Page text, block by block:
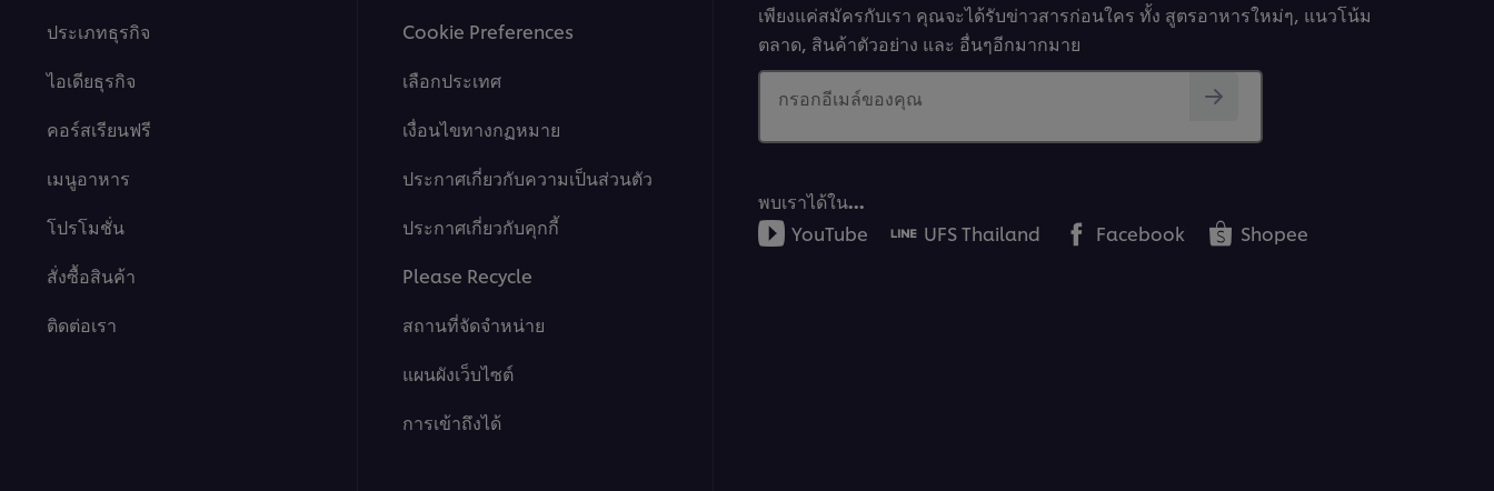
ประเภทธุรกิจ
ไอเดียธุรกิจ
คอร์สเรียนฟรี
เมนูอาหาร
โปรโมชั่น
สั่งซื้อสินค้า
ติดต่อเรา
Cookie Preferences
เลือกประเทศ
เงื่อนไขทางกฏหมาย
ประกาศเกี่ยวกับความเป็นส่วนตัว
ประกาศเกี่ยวกับคุกกี้
Please Recycle
สถานที่จัดจำหน่าย
แผนผังเว็บไซต์
การเข้าถึงได้
เพียงแค่สมัครกับเรา คุณจะได้รับข่าวสารก่อนใคร ทั้ง สูตรอาหารใหม่ๆ, แนวโน้ม
ตลาด, สินค้าตัวอย่าง และ อื่นๆอีกมากมาย
กรอกอีเมล์ของคุณ
พบเราได้ใน…
YouTube
UFS Thailand Facebook Shopee